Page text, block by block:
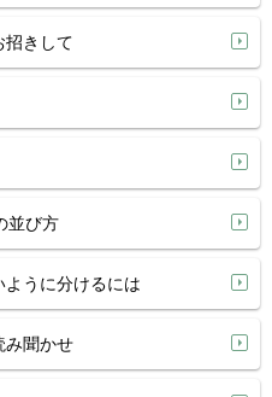
きして
並び方
うに分けるには
聞かせ